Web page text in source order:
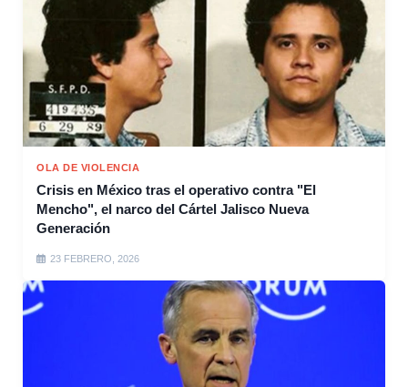
OLA DE VIOLENCIA
Crisis en México tras el operativo contra "El
Mencho", el narco del Cártel Jalisco Nueva
Generación
23 FEBRERO, 2026